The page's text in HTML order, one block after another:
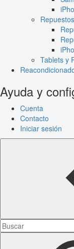
Tablets y
Ayuda y
Cuenta
Contacto
Iniciar sesión